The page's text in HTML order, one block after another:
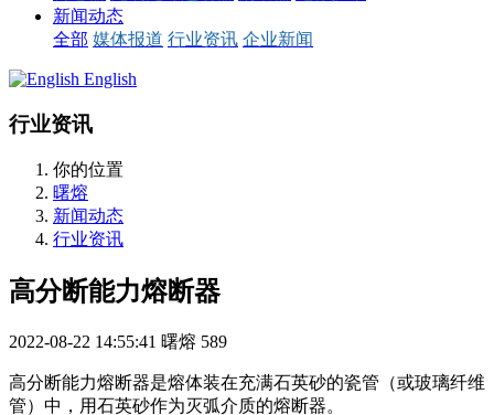
新闻动态
全部 媒体报道 行业资讯 企业新闻
English
行业资讯
你的位置
曙熔
新闻动态
行业资讯
高分断能力熔断器
2022-08-22 14:55:41 曙熔 589
高分断能力熔断器是熔体装在充满石英砂的瓷管（或玻璃纤维
管）中，用石英砂作为灭弧介质的熔断器。